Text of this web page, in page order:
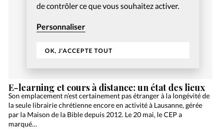
de contrôler ce que vous souhaitez activer.
Personnaliser
OK, J'ACCEPTE TOUT
E-learning et cours à distance: un état des lieux
Son emplacement n’est certainement pas étranger à la longévité de
la seule librairie chrétienne encore en activité à Lausanne, gérée
par la Maison de la Bible depuis 2012. Le 20 mai, le CEP a
marqué…